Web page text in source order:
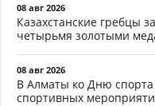
08 авг 2026
Казахстанские гребцы
четырьмя золотыми
08 авг 2026
В Алматы ко Дню
спортивных